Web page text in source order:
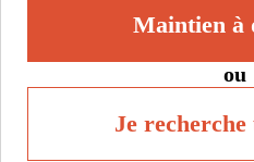
Maintien à
ou
Je